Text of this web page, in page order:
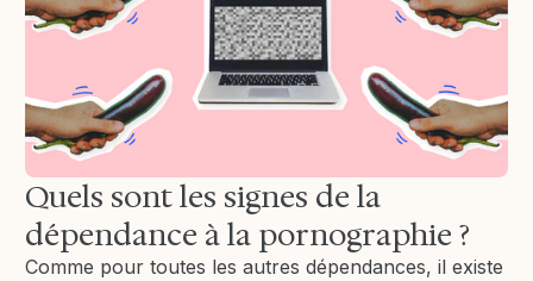
Quels sont les signes de la
dépendance à la pornographie ?
Comme pour toutes les autres dépendances, il existe